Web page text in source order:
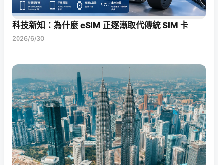
科技新知：為什麼 eSIM 正逐漸取代傳統 SIM 卡
2026/6/30